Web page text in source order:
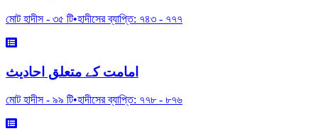
মোট হাদীস - ৩৫ টি•হাদীসের ব্যাপ্তি: ৭৪৩ - ৭৭৭
امامت کے متعلق احادیث
মোট হাদীস - ৯৯ টি•হাদীসের ব্যাপ্তি: ৭৭৮- ৮৭৬